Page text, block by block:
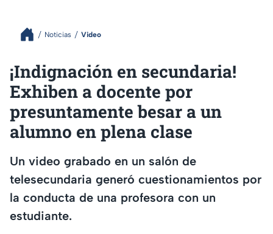
Noticias Video
¡Indignación en secundaria!
Exhiben a docente por
presuntamente besar a un
alumno en plena clase
Un video grabado en un salón de
telesecundaria generó cuestionamientos por
la conducta de una profesora con un
estudiante.